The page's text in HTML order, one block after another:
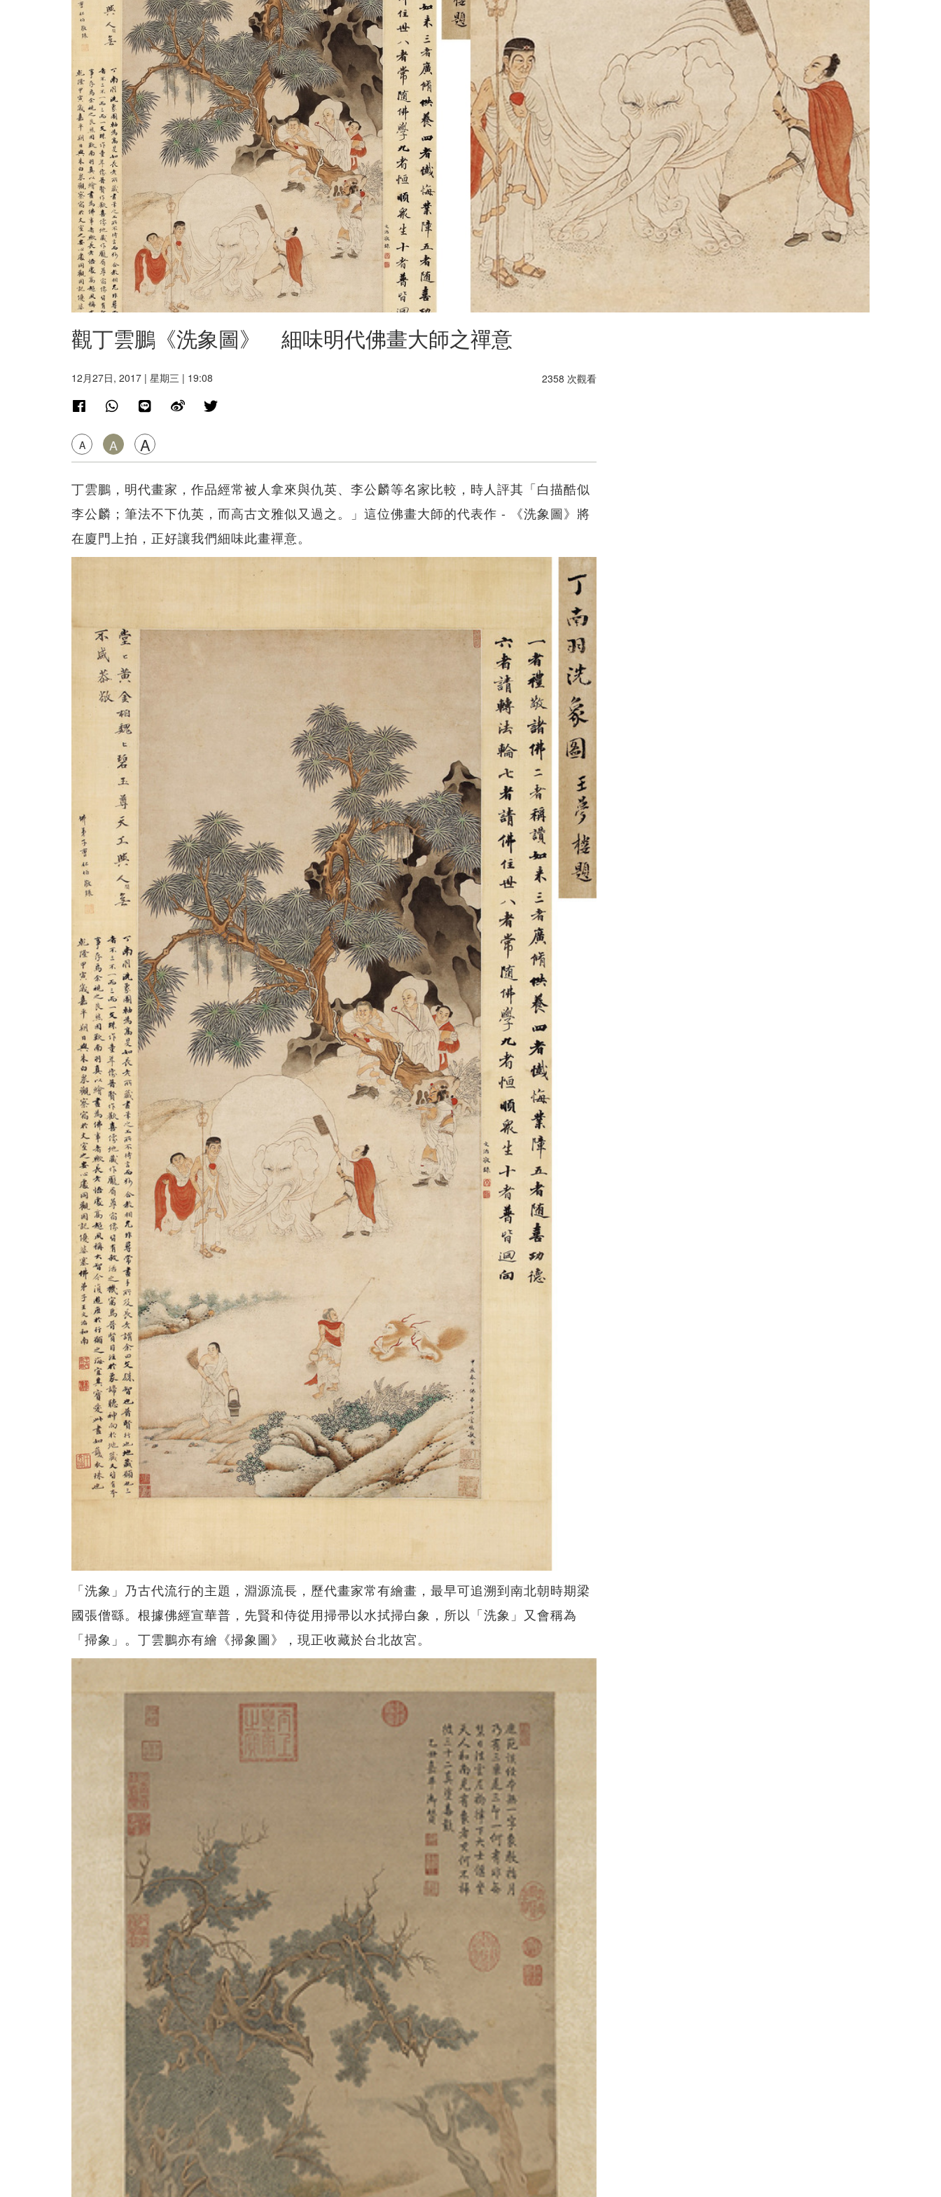
觀丁雲鵬《洗象圖》 細味明代佛畫大師之禪意
12月27日, 2017 | 星期三 | 19:08
A A A
2358 次觀看
丁雲鵬，明代畫家，作品經常被人拿來與仇英、李公麟等名家比較，時人評其「白描酷似
李公麟；筆法不下仇英，而高古文雅似又過之。」這位佛畫大師的代表作 - 《洗象圖》將
在廈門上拍，正好讓我們細味此畫禪意。
「洗象」乃古代流行的主題，淵源流長，歷代畫家常有繪畫，最早可追溯到南北朝時期梁
國張僧繇。根據佛經宣華普，先賢和侍從用掃帚以水拭掃白象，所以「洗象」又會稱為
「掃象」。丁雲鵬亦有繪《掃象圖》，現正收藏於台北故宮。